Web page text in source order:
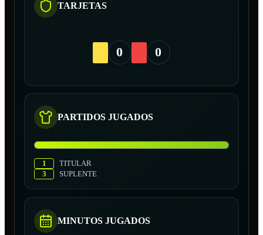
TARJETAS
0 0
PARTIDOS JUGADOS
1
TITULAR
3
SUPLENTE
MINUTOS JUGADOS